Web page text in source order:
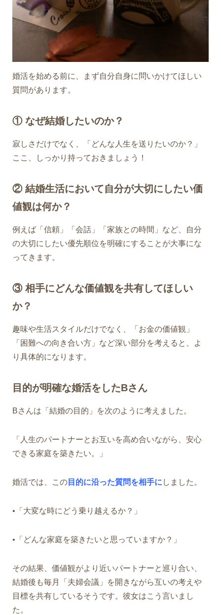
婚活を始める前に、まず自分自身に問いかけてほしい
質問があります。
① なぜ結婚したいのか？
寂しさだけでなく、「どんな人生を送りたいのか？」
ここ、しっかり持っておきましょう！
② 結婚生活において自分が大切にしたい価
値観は何か？
例えば「信頼」「会話」「家族との時間」など、自分
の大切にしたい優先順位を明確にすることが大事にな
ってきます。
③ 相手にどんな価値観を共有してほしい
か？
趣味や生活スタイルだけでなく、「お金の価値観」
「困難への向き合い方」など深い部分を考えると、よ
り具体的になります。
目的が明確な婚活をしたBさん
Bさんは「結婚の目的」を次のように考えました。
「人生のパートナーとお互いを高め合いながら、安心
できる家庭を築きたい。」
婚活では、この 目的に沿った質問を相手に しました。
•「大変な時にどう乗り越えるか？」
•「どんな家庭を築きたいと思っていますか？」
その結果、価値観がより近いパートナーと巡り合い、
結婚後も毎月「夫婦会議」を開きながら互いの考えや
目標を共有しているそうです。彼女はこう言いまし
た。